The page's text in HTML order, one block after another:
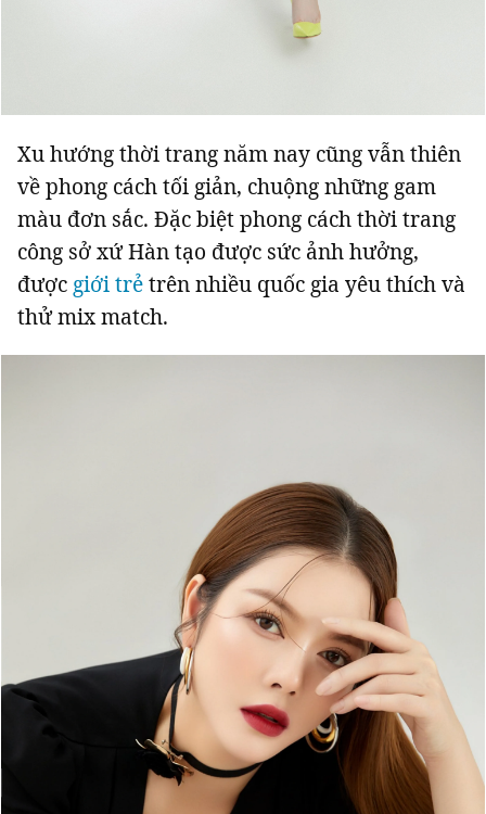
Giấy phép xuất bản số 110/GP - BTTTT cấp ngày 24.3.2020
© 2003-2026 Bản quyền thuộc về Báo Thanh Niên. Cấm sao chép
Xu hướng thời trang năm nay cũng vẫn thiên
về phong cách tối giản, chuộng những gam
màu đơn sắc. Đặc biệt phong cách thời trang
công sở xứ Hàn tạo được sức ảnh hưởng,
được giới trẻtrên nhiều quốc gia yêu thích và
thử mix match.